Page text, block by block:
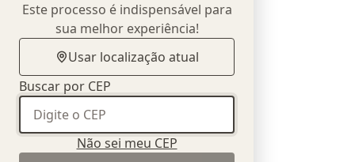
Este processo é indispensável para
sua melhor experiência!
Usar localização atual
Buscar por CEP
Não sei meu CEP